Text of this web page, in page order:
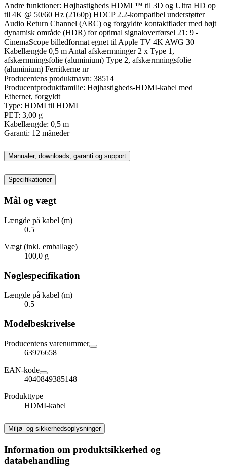
Andre funktioner: Højhastigheds HDMI ™ til 3D og Ultra HD op
til 4K @ 50/60 Hz (2160p) HDCP 2.2-kompatibel understøtter
Audio Return Channel (ARC) og forgyldte kontaktflader med højt
dynamisk område (HDR) for optimal signaloverførsel 21: 9 -
CinemaScope billedformat egnet til Apple TV 4K AWG 30
Kabellængde 0,5 m Antal afskærmninger 2 x Type 1,
afskærmningsfolie (aluminium) Type 2, afskærmningsfolie
(aluminium) Ferritkerne nr
Producentens produktnavn: 38514
Producentproduktfamilie: Højhastigheds-HDMI-kabel med
Ethernet, forgyldt
Type: HDMI til HDMI
PET: 3,00 g
Kabellængde: 0,5 m
Garanti: 12 måneder
Manualer, downloads, garanti og support
Specifikationer
Mål og vægt
Længde på kabel (m)
0.5
Vægt (inkl. emballage)
100,0 g
Nøglespecifikation
Længde på kabel (m)
0.5
Modelbeskrivelse
Producentens varenummer
63976658
EAN-kode
4040849385148
Produkttype
HDMI-kabel
Miljø- og sikkerhedsoplysninger
Information om produktsikkerhed og
databehandling